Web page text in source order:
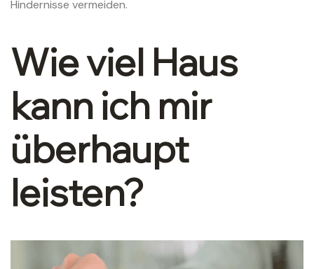
Hindernisse vermeiden.
Wie viel Haus
kann ich mir
überhaupt
leisten?